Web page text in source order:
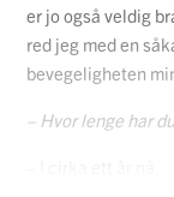
er jo også veldig
red jeg med en
bevegeligheten
– Hvor lenge har